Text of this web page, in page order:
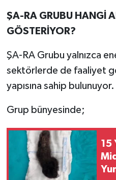
ŞA-RA GRUBU HANGİ
GÖSTERİYOR?
ŞA-RA Grubu yalnızca
sektörlerde de faaliyet
yapısına sahip bulunuyor.
Grup bünyesinde;
15